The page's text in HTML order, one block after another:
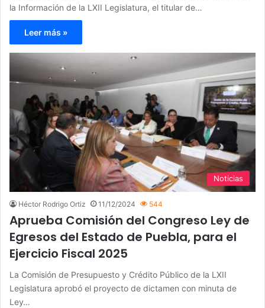
la Información de la LXII Legislatura, el titular de…
Leer más »
Noticias
Héctor Rodrigo Ortiz 11/12/2024 544
Aprueba Comisión del Congreso Ley de
Egresos del Estado de Puebla, para el
Ejercicio Fiscal 2025
La Comisión de Presupuesto y Crédito Público de la LXII
Legislatura aprobó el proyecto de dictamen con minuta de
Ley…